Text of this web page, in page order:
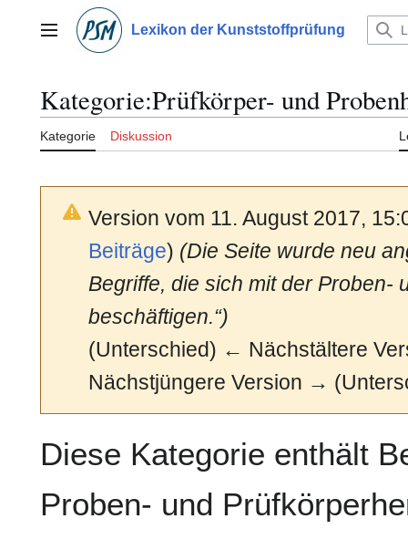
springenHauptmenü Lexikon der Kunststoffprüfung
Kategorie:Prüfkörper- und
Kategorie Diskussion
Version vom 11. August 2017,
Beiträge) (Die Seite wurde neu
Begriffe, die sich mit der Proben-
beschäftigen.“)
(Unterschied) ← Nächstältere
Nächstjüngere Version →
Diese Kategorie enthält
Proben- und